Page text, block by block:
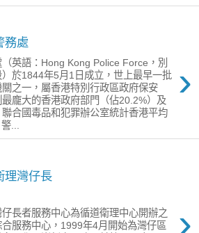
務處
›
英語：Hong Kong Police Force，別
於1844年5月1日成立，世上最早一批
之一，屬香港特別行政區政府保安
龐大的香港政府部門（佔20.2%）及
合國毒品和犯罪辦公室統計香港平均
...
理灣仔長
›
長者服務中心為循道衛理中心開辦之
服務中心，1999年4月開始為灣仔區